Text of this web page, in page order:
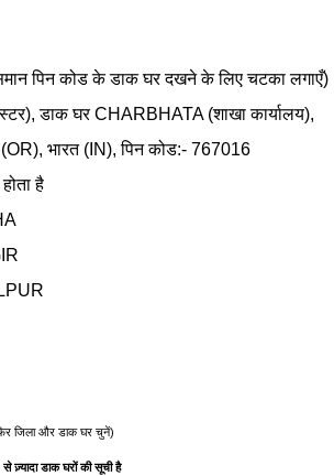
पिन कोड के डाक घर दखने के लिए चटका लगाएँ)
डाक घर CHARBHATA (शाखा कार्यालय),
भारत (IN), पिन कोड:- 767016
है
जिला और डाक घर चुनें)
डाक घरों की सूची है